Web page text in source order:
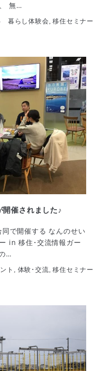
無…
暮らし体験会, 移住セミナー
催されました♪
で開催する なんのせい
in 移住･交流情報ガー
…
ト, 体験･交流, 移住セミナー